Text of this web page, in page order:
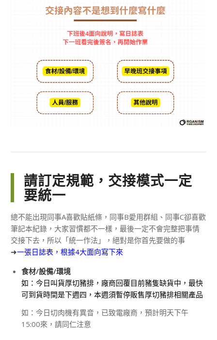
請訂定規範，交接模式一定
要統一
總不能出現同事A喜歡貼紙條，同事B愛用群組、同事C卻喜歡
筆記本紀錄，大家習慣都不一樣，最後一定不會完整把事情
交接下去，所以「統一作法」，絕對是你首先要做的事
➜一張日誌表，根據4大面向寫下來
食材/設備/環境
如：今日叫貨厚切豬排，廠商回覆目前豬隻缺貨中，最快
可到貨時間是下週四，本週須暫停販售厚切豬排相關產品
如：今日切肉機有異音，已致電廠商，預計明天下午
15:00來，請同仁注意